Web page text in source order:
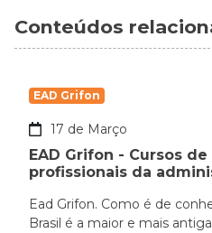
Conteúdos
EAD Grifon
17 de Março
EAD Grifon - Cursos
profissionais da
Ead Grifon. Como é de
Brasil é a maior e mais